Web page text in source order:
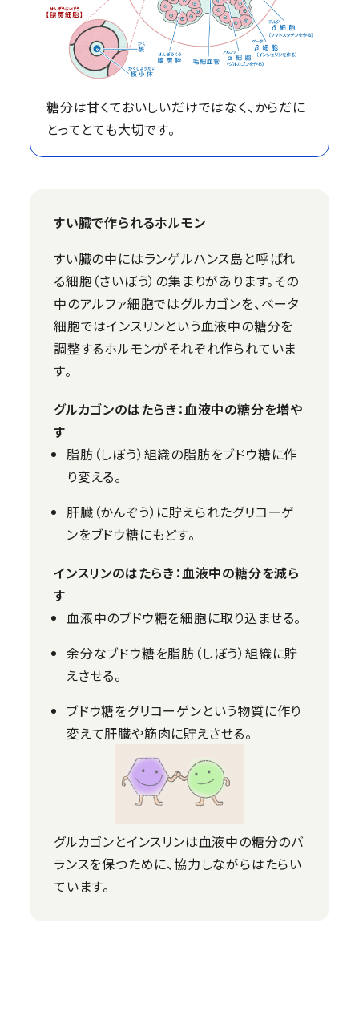
糖分は甘くておいしいだけではなく、からだに
とってとても大切です。
すい臓で作られるホルモン
すい臓の中にはランゲルハンス島と呼ばれ
る細胞（さいぼう）の集まりがあります。その
中のアルファ細胞ではグルカゴンを、ベータ
細胞ではインスリンという血液中の糖分を
調整するホルモンがそれぞれ作られていま
す。
グルカゴンのはたらき：血液中の糖分を増や
す
脂肪（しぼう）組織の脂肪をブドウ糖に作
り変える。
肝臓（かんぞう）に貯えられたグリコーゲ
ンをブドウ糖にもどす。
インスリンのはたらき：血液中の糖分を減ら
す
血液中のブドウ糖を細胞に取り込ませる。
余分なブドウ糖を脂肪（しぼう）組織に貯
えさせる。
ブドウ糖をグリコーゲンという物質に作り
変えて肝臓や筋肉に貯えさせる。
グルカゴンとインスリンは血液中の糖分のバ
ランスを保つために、協力しながらはたらい
ています。